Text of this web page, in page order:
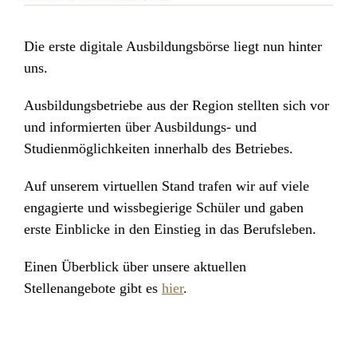
Die erste digitale Ausbildungsbörse liegt nun hinter
uns.
Ausbildungsbetriebe aus der Region stellten sich vor
und informierten über Ausbildungs- und
Studienmöglichkeiten innerhalb des Betriebes.
Auf unserem virtuellen Stand trafen wir auf viele
engagierte und wissbegierige Schüler und gaben
erste Einblicke in den Einstieg in das Berufsleben.
Einen Überblick über unsere aktuellen
Stellenangebote gibt es hier.